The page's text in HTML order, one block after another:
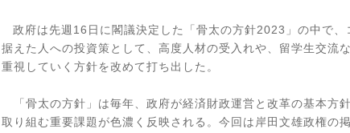
政府は先週 16 日に閣議決定した「骨太の方針2023 」の中で
据えた人への投資策として、高度人材の受入れや、留学生交流
重視していく方針を改めて打ち出した。
「骨太の方針」は毎年、政府が経済財政運営と改革の基本方
取り組む重要課題が色濃く反映される。今回は岸田文雄政権の